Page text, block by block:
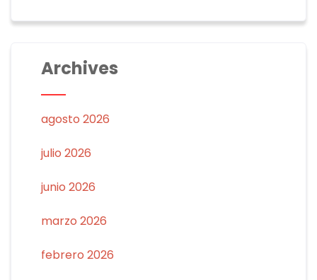
Archives
agosto 2026
julio 2026
junio 2026
marzo 2026
febrero 2026